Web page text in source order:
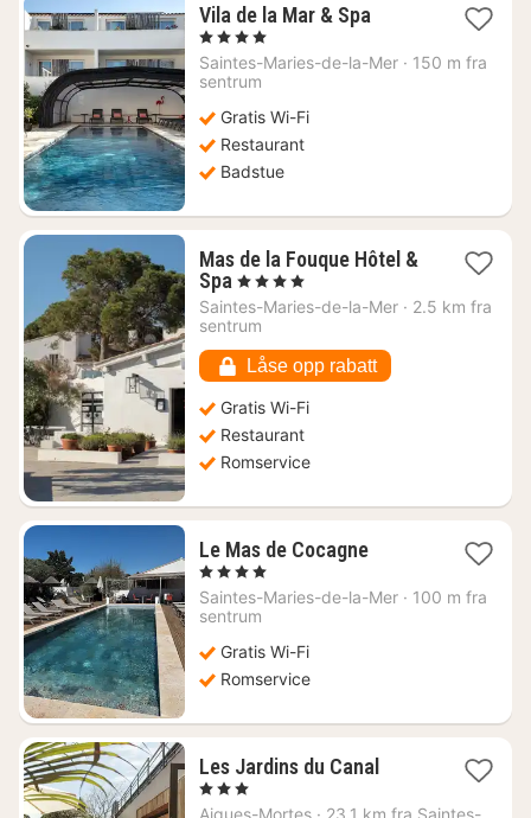
Vila de la Mar & Spa1
fra
, 4 Stjerner
Saintes-Maries-de-la-Mer · 150 m fra
sentrum
Gratis Wi-Fi
Restaurant
Badstue
Mas de la Fouque Hôtel &
Spa 1
natt
fra
kr.
, 4 Stjerner
Saintes-Maries-de-la-Mer · 2.5 km fra
sentrum
Låse opp rabatt
Gratis Wi-Fi
Restaurant
Romservice
Le Mas de Cocagne1
fra
, 4 Stjerner
Saintes-Maries-de-la-Mer · 100 m fra
sentrum
Gratis Wi-Fi
Romservice
Les Jardins du Canal1
fra
, 3 Stjerner
Aigues-Mortes · 23.1 km fra Saintes-